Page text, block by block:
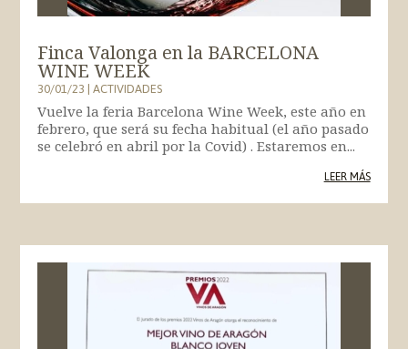
Finca Valonga en la BARCELONA
WINE WEEK
30/01/23|ACTIVIDADES
Vuelve la feria Barcelona Wine Week, este año en
febrero, que será su fecha habitual (el año pasado
se celebró en abril por la Covid) . Estaremos en...
LEER MÁS